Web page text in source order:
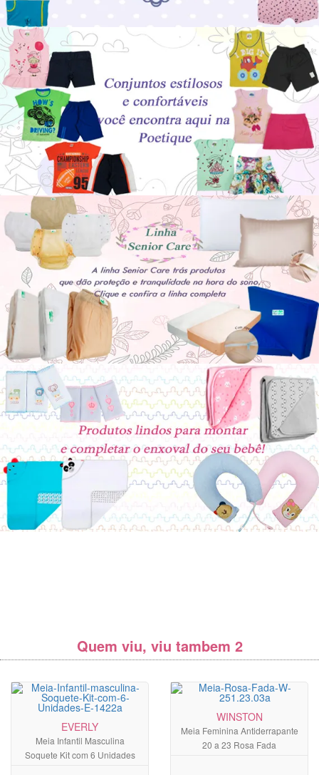
Quem viu, viu tambem 2
EVERLY
Meia Infantil Masculina
Soquete Kit com 6 Unidades
WINSTON
Meia Feminina Antiderrapante
20 a 23 Rosa Fada